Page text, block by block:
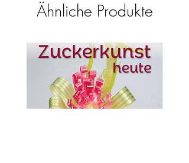
Ähnliche Produkte